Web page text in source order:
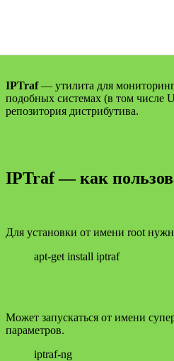
IPTraf— утилита для
подобных системах (в том числе
репозитория дистрибутива.
IPTraf — как
Для установки от имени root
apt-get install iptraf
Может запускаться от имени
параметров.
iptraf-ng